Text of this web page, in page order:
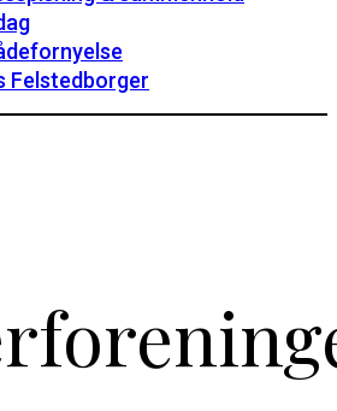
Felstedborger